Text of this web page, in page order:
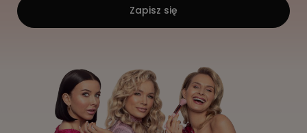
Zapisz się